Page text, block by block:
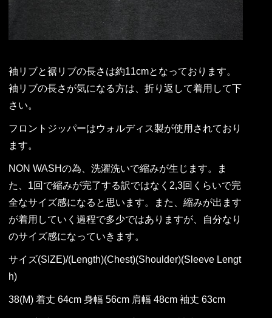
袖リブと裾リブの長さは約11cmとなっております。
袖リブの長さが気になる方は、折り返して着用して下
さい。
フロントジッパーはウォルディス製が使用されており
ます。
NON WASHの為、洗濯洗いで縮みが生じます。ま
た、1回で縮みが完了する訳ではなく2,3回くらいで完
全なサイズ感になると思います。また、縮みが出ます
が着用していく過程で多少ではありますが、自分なり
のサイズ感になっていきます。
サイズ(SIZE)/(Length)(Chest)(Shoulder)(Sleeve Lengt
h)
38(M) 着丈 64cm 身幅 56cm 肩幅 48cm 袖丈 63cm